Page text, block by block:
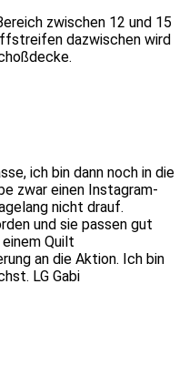
zwischen 12 und 15
dazwischen wird
ich bin dann noch in die
zwar einen Instagram-
nicht drauf.
und sie passen gut
Quilt
an die Aktion. Ich bin
LG Gabi